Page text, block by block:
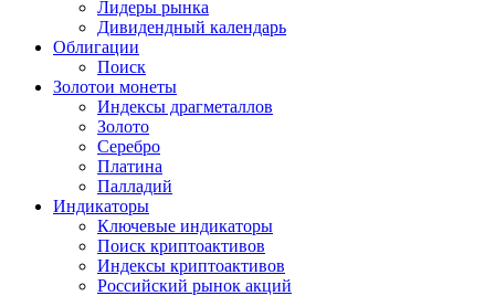
Лидеры рынка
Дивидендный календарь
Облигации
Поиск
Золотои монеты
Индексы драгметаллов
Золото
Серебро
Платина
Палладий
Индикаторы
Ключевые индикаторы
Поиск криптоактивов
Индексы криптоактивов
Российский рынок акций